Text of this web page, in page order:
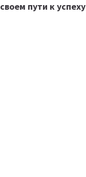
своем пути к успеху